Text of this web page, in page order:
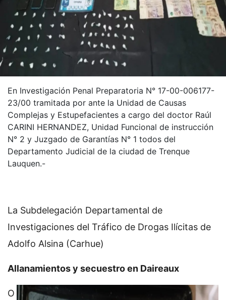
En Investigación Penal Preparatoria N° 17-00-006177-
23/00 tramitada por ante la Unidad de Causas
Complejas y Estupefacientes a cargo del doctor Raúl
CARINI HERNANDEZ, Unidad Funcional de instrucción
N° 2 y Juzgado de Garantías N° 1 todos del
Departamento Judicial de la ciudad de Trenque
Lauquen.-
La Subdelegación Departamental de
Investigaciones del Tráfico de Drogas Ilícitas de
Adolfo Alsina (Carhue)
Allanamientos y secuestro en Daireaux
O